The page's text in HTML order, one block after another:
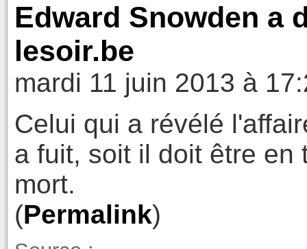
Edward Snowden a
lesoir.be
mardi 11 juin 2013 à
Celui qui a révélé
a fuit, soit il doit être en
mort.
(Permalink)